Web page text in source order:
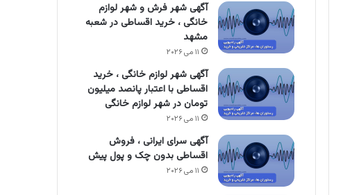
آگهی شهر فرش و شهر لوازم
خانگی ، خرید اقساطی در شعبه
مشهد
۱۱ می ۲۰۲۶
آگهی شهر لوازم خانگی ، خرید
اقساطی با اعتبار پانصد میلیون
تومان در شهر لوازم خانگی
۱۱ می ۲۰۲۶
آگهی سرای ایرانی ، فروش
اقساطی بدون چک و پول پیش
۱۱ می ۲۰۲۶